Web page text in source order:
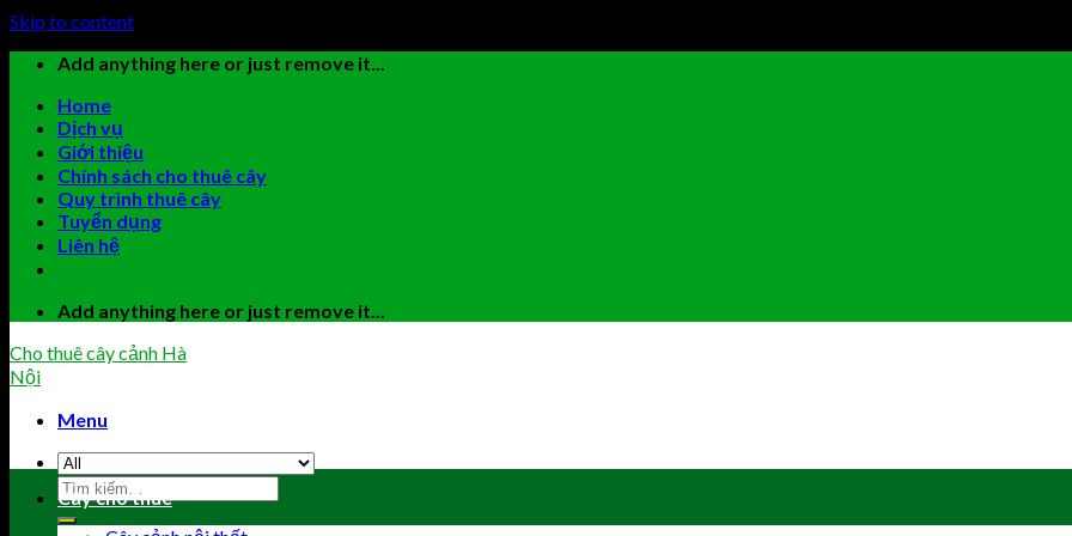
Skip to content
Add anything here or just remove it...
Home
Dịch vụ
Giới thiệu
Chính sách cho thuê cây
Quy trình thuê cây
Tuyển dụng
Liên hệ
Add anything here or just remove it...
Cho thuê cây cảnh Hà
Nội
Menu
Cây cho thuê